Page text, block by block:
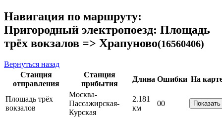
Навигация по маршруту:
Пригородный электропоезд: Площадь
трёх вокзалов => Храпуново(16560406)
Вернуться назад
Станция
отправления
Станция
прибытия
Длина Ошибки На
Площадь трёх
вокзалов
Москва-
Пассажирская-
Курская
2.181
км
00 Показать